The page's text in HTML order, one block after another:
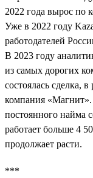
2022 года вырос по
Уже в 2022 году
работодателей
В 2023 году
из самых дорогих
состоялась сделка,
компания
постоянного найма
работает больше 4
продолжает расти.
***